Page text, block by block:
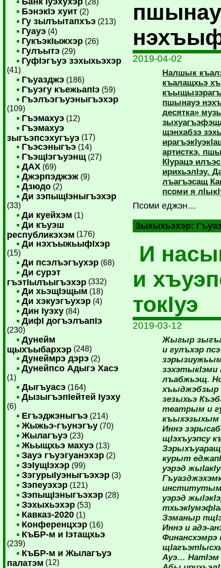
БэнэкIэ хуит (2)
Гу зылъытапхъэ (213)
Гуауэ (4)
ГукъэкIыжхэр (26)
Гулъытэ (29)
ГуфIэгъуэ зэхыхьэхэр
(41)
Гъуазджэ (186)
Гъуэгу къежьапIэ (59)
Гъэлъэгъуэныгъэхэр
(109)
Гъэмахуэ (12)
Гъэмахуэ
зыгъэпсэхугъуэ (17)
Гъэсэныгъэ (14)
ГъэщIэгъуэнщ (27)
ДАХ (69)
Джэрпэджэж (9)
Дзюдо (2)
Ди зэпыщIэныгъэхэр
(33)
Ди куейхэм (1)
Ди къуэш
республикэхэм (176)
Ди нэхъыжьыфIхэр
(15)
Ди псэлъэгъухэр (68)
Ди сурэт
гъэтIылъыгъэхэр (332)
Ди хьэщIэщым (18)
Ди хэкуэгъухэр (4)
Дин Iуэху (84)
ДифI догъэлъапIэ
(230)
Дунейм
щыхъыбархэр (248)
Дунеймрэ дэрэ (2)
Дунейпсо Адыгэ Хасэ
(1)
Дыгъуасэ (164)
ДызыгъэпIейтей Iуэху
(6)
Егъэджэныгъэ (214)
Жыжьэ-гъунэгъу (70)
Жылагъуэ (23)
Жьыщхьэ махуэ (13)
Зауэ гъуэгуанэхэр (2)
ЗэIущIэхэр (99)
ЗэгурыIуэныгъэхэр (3)
Зэпеуэхэр (121)
ЗэпыщIэныгъэхэр (28)
Зэхыхьэхэр (53)
Кавказ-2020 (1)
Конференцхэр (16)
КъБР-м и Iэтащхьэ
(239)
КъБР-м и Жылагъуэ
палатэм (12)
2019-04-02
Налшык
къалащхьэ
пшынауэ
десятка»
щэнхабзэ
артисткэ,
КIурацэ
ирихьэлIэу.
лъагъэсащ
псоми я
Псоми еджэн…
Зыхыхьэхэр:
И
и
токIуэ
2019-03-12
Жыгыр
и гулъхэр
лъабжьэщ.
хъыджэбзыр
зезыхьэ
театрым и
къыхэзыхым
Иннэ
щIэхъуэпсу
курыт
уэрэд
институтым
уэрэд
Зэманыр
Иннэ и адэ-
Ауэ…